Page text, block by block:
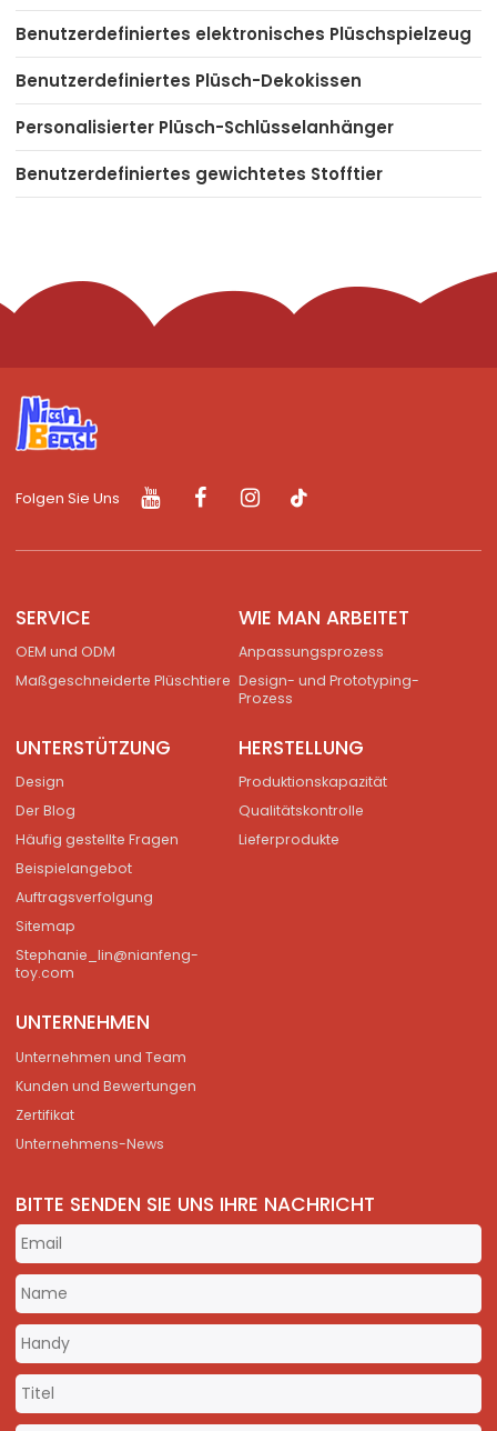
Benutzerdefiniertes elektronisches Plüschspielzeug
Benutzerdefiniertes Plüsch-Dekokissen
Personalisierter Plüsch-Schlüsselanhänger
Benutzerdefiniertes gewichtetes Stofftier
Folgen Sie Uns
SERVICE
OEM und ODM
Maßgeschneiderte Plüschtiere
WIE MAN ARBEITET
Anpassungsprozess
Design- und Prototyping-
Prozess
UNTERSTÜTZUNG
Design
Der Blog
Häufig gestellte Fragen
Beispielangebot
Auftragsverfolgung
Sitemap
Stephanie_lin@nianfeng-
toy.com
HERSTELLUNG
Produktionskapazität
Qualitätskontrolle
Lieferprodukte
UNTERNEHMEN
Unternehmen und Team
Kunden und Bewertungen
Zertifikat
Unternehmens-News
BITTE SENDEN SIE UNS IHRE NACHRICHT